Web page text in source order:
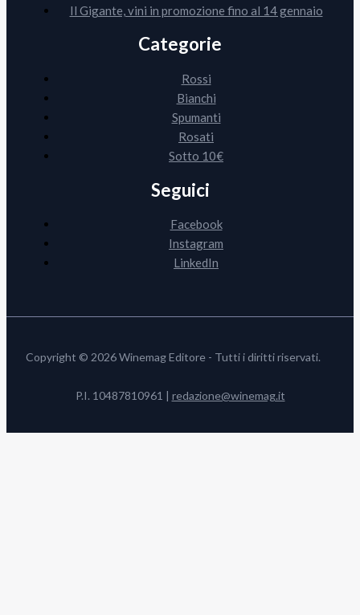
Il Gigante, vini in promozione fino al 14 gennaio
Categorie
Rossi
Bianchi
Spumanti
Rosati
Sotto 10€
Seguici
Facebook
Instagram
LinkedIn
Copyright © 2026 Winemag Editore - Tutti i diritti riservati.
P.I. 10487810961 | redazione@winemag.it